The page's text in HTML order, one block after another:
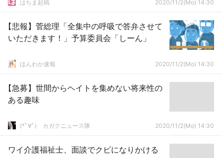
はちま起稿 2020/11/2(Mo) 14:30
【悲報】菅総理「全集中の呼吸で答弁させて
いただきます！」予算委員会「しーん」
ほんわか速報 2020/11/2(Mo) 14:30
【急募】世間からヘイトを集めない将来性の
ある趣味
(*ﾟ∀ﾟ)ゞカガクニュース隊 2020/11/2(Mo) 14:30
ワイ介護福祉士、面談でクビになりかける